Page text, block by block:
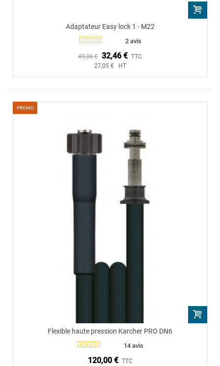
Adaptateur Easy lock 1 - M22
2 avis
49,08 € 32,46 € TTC
27,05 € HT
PROMO
Flexible haute pression Karcher PRO DN6
14 avis
120,00 € TTC